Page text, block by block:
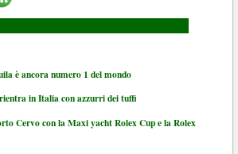
è ancora numero 1 del mondo
in Italia con azzurri dei tuffi
Cervo con la Maxi yacht Rolex Cup e la Rolex